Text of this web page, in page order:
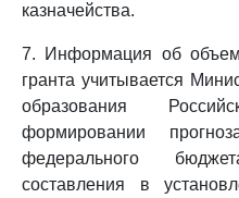
казначейства.
7. Информация об
гранта учитывается
образования
формировании
федерального
составления в